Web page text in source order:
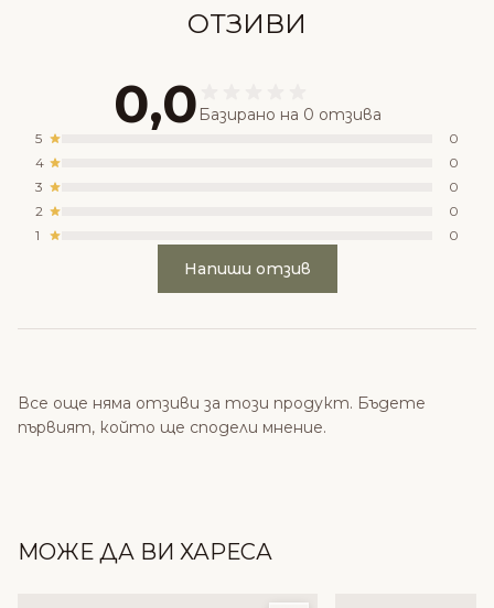
ОТЗИВИ
0,0 Базирано на 0 отзива
5
0
4
0
3
0
2
0
1
0
Напиши отзив
Все още няма отзиви за този продукт. Бъдете
първият, който ще сподели мнение.
МОЖЕ ДА ВИ ХАРЕСА